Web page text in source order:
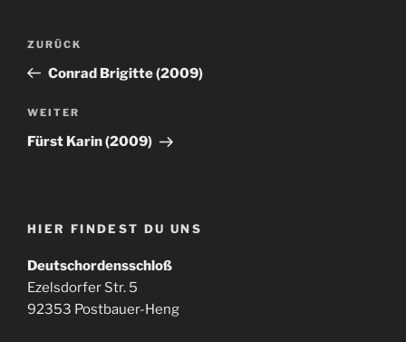
Beitragsnavigation
Vorheriger
Beitrag
ZURÜCK
Conrad Brigitte (2009)
Nächster
Beitrag
WEITER
Fürst Karin (2009)
HIER FINDEST DU UNS
Deutschordensschloß
Ezelsdorfer Str. 5
92353 Postbauer-Heng